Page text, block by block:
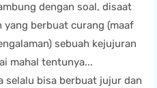
dengan soal, disaat
berbuat curang (maaf
sebuah kejujuran
mahal tentunya...
selalu bisa berbuat jujur dan